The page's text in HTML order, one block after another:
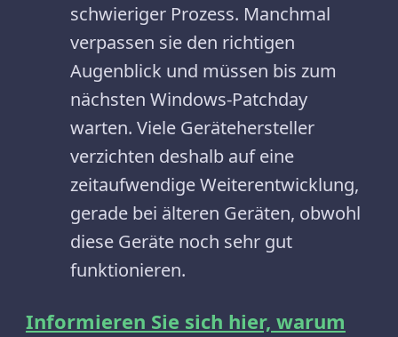
schwieriger Prozess. Manchmal
verpassen sie den richtigen
Augenblick und müssen bis zum
nächsten Windows-Patchday
warten. Viele Gerätehersteller
verzichten deshalb auf eine
zeitaufwendige Weiterentwicklung,
gerade bei älteren Geräten, obwohl
diese Geräte noch sehr gut
funktionieren.
Informieren Sie sich hier, warum